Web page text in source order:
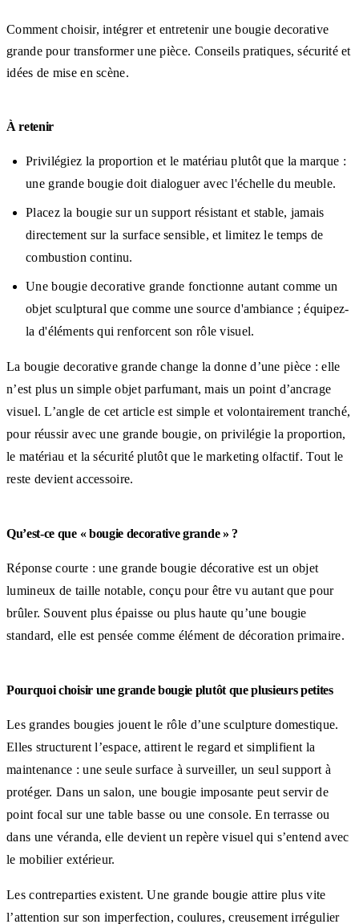
Comment choisir, intégrer et entretenir une bougie decorative
grande pour transformer une pièce. Conseils pratiques, sécurité et
idées de mise en scène.
À retenir
Privilégiez la proportion et le matériau plutôt que la marque :
une grande bougie doit dialoguer avec l'échelle du meuble.
Placez la bougie sur un support résistant et stable, jamais
directement sur la surface sensible, et limitez le temps de
combustion continu.
Une bougie decorative grande fonctionne autant comme un
objet sculptural que comme une source d'ambiance ; équipez-
la d'éléments qui renforcent son rôle visuel.
La bougie decorative grande change la donne d’une pièce : elle
n’est plus un simple objet parfumant, mais un point d’ancrage
visuel. L’angle de cet article est simple et volontairement tranché,
pour réussir avec une grande bougie, on privilégie la proportion,
le matériau et la sécurité plutôt que le marketing olfactif. Tout le
reste devient accessoire.
Qu’est-ce que « bougie decorative grande » ?
Réponse courte : une grande bougie décorative est un objet
lumineux de taille notable, conçu pour être vu autant que pour
brûler. Souvent plus épaisse ou plus haute qu’une bougie
standard, elle est pensée comme élément de décoration primaire.
Pourquoi choisir une grande bougie plutôt que plusieurs petites
Les grandes bougies jouent le rôle d’une sculpture domestique.
Elles structurent l’espace, attirent le regard et simplifient la
maintenance : une seule surface à surveiller, un seul support à
protéger. Dans un salon, une bougie imposante peut servir de
point focal sur une table basse ou une console. En terrasse ou
dans une véranda, elle devient un repère visuel qui s’entend avec
le mobilier extérieur.
Les contreparties existent. Une grande bougie attire plus vite
l’attention sur son imperfection, coulures, creusement irrégulier